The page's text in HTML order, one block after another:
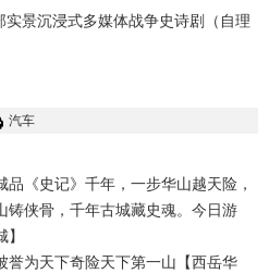
景沉浸式多媒体战争史诗剧（自理
汽车
《史记》千年，一步华山越天险，
铸侠骨，千年古城藏史魂。今日游
誉为天下奇险天下第一山【西岳华